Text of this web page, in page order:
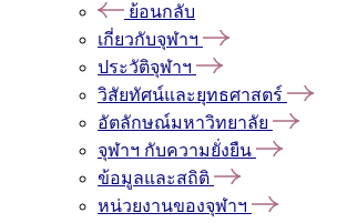
ย้อนกลับ
เกี่ยวกับจุฬาฯ
ประวัติจุฬาฯ
วิสัยทัศน์และยุทธศาสตร์
อัตลักษณ์มหาวิทยาลัย
จุฬาฯ กับความยั่งยืน
ข้อมูลและสถิติ
หน่วยงานของจุฬาฯ